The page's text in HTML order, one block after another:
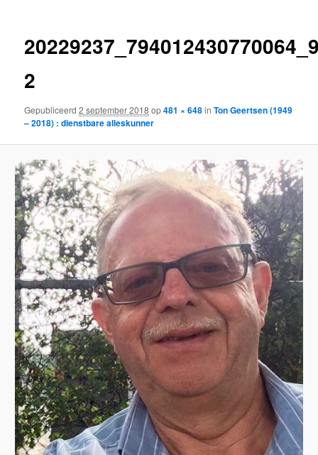
2
Gepubliceerd2 september 2018 op481 × 648inTon Geertsen (1949
– 2018) : dienstbare alleskunner